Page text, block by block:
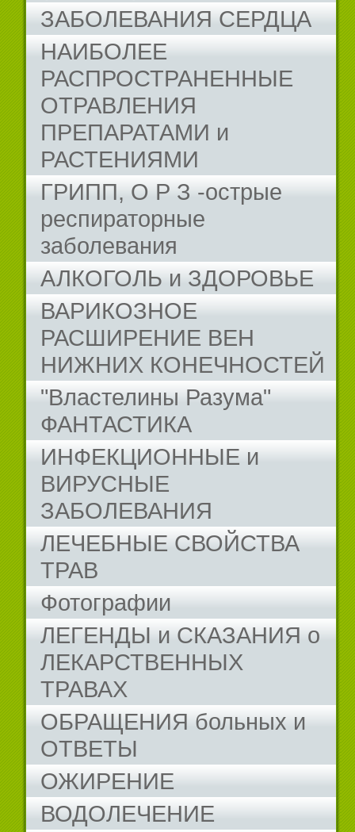
ЗАБОЛЕВАНИЯ СЕРДЦА
НАИБОЛЕЕ
РАСПРОСТРАНЕННЫЕ
ОТРАВЛЕНИЯ
ПРЕПАРАТАМИ и
РАСТЕНИЯМИ
ГРИПП, О Р З -острые
респираторные
заболевания
АЛКОГОЛЬ и ЗДОРОВЬЕ
ВАРИКОЗНОЕ
РАСШИРЕНИЕ ВЕН
НИЖНИХ КОНЕЧНОСТЕЙ
"Властелины Разума"
ФАНТАСТИКА
ИНФЕКЦИОННЫЕ и
ВИРУСНЫЕ
ЗАБОЛЕВАНИЯ
ЛЕЧЕБНЫЕ СВОЙСТВА
ТРАВ
Фотографии
ЛЕГЕНДЫ и СКАЗАНИЯ о
ЛЕКАРСТВЕННЫХ
ТРАВАХ
ОБРАЩЕНИЯ больных и
ОТВЕТЫ
ОЖИРЕНИЕ
ВОДОЛЕЧЕНИЕ